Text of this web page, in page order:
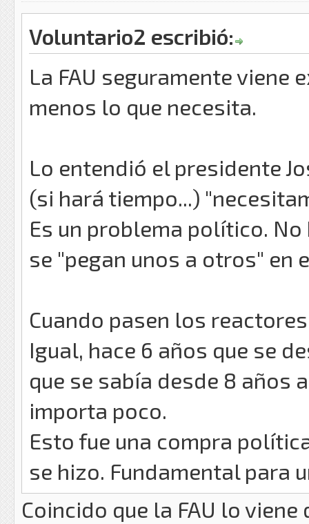
Voluntario2 escribió:
La FAU seguramente viene
menos lo que necesita.
Lo entendió el presidente
(si hará tiempo...)
Es un problema político.
se "pegan unos a otros" en
Cuando pasen los
Igual, hace 6 años que se
que se sabía desde 8 años
importa poco.
Esto fue una compra
se hizo. Fundamental para
Coincido que la FAU lo